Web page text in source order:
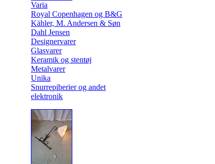
Varia
Royal Copenhagen og B&G
Kähler, M. Andersen & Søn
Dahl Jensen
Designervarer
Glasvarer
Keramik og stentøj
Metalvarer
Unika
Snurrepiberier og andet
elektronik